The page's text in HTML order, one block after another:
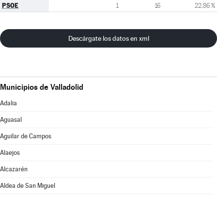
PSOE 1 16 22,86 %
Descárgate los datos en xml
Municipios de Valladolid
Adalia
Aguasal
Aguilar de Campos
Alaejos
Alcazarén
Aldea de San Miguel